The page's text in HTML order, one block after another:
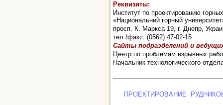
Реквизиты:
Институт по проектированию
«Национальний горный
просп. К. Маркса 19, г. Днепр,
тел./факс: (0562) 47-02-15
Сайты подразделений и
Центр по проблемам взрывных
Начальник технологического
ПРОЕКТИРОВАНИЕ